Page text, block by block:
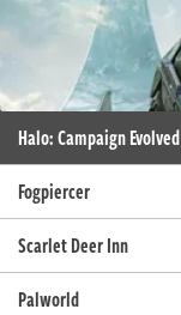
Halo: Campaign Evolved
Fogpiercer
Scarlet Deer Inn
Palworld